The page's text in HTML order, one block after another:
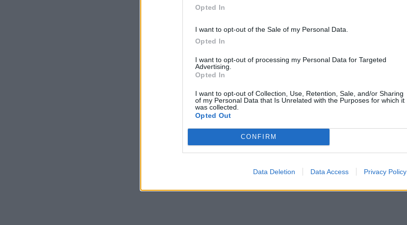
Opted In
I want to opt-out of the Sale of my Personal Data.
Opted In
I want to opt-out of processing my Personal Data for Targeted
Advertising.
Opted In
I want to opt-out of Collection, Use, Retention, Sale, and/or Sharing
of my Personal Data that Is Unrelated with the Purposes for which it
was collected.
Opted Out
CONFIRM
Data Deletion Data Access Privacy Policy